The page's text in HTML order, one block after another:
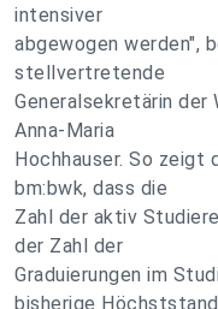
intensiver
abgewogen werden",
stellvertretende
Generalsekretärin
Anna-Maria
Hochhauser. So zeigt
bm:bwk, dass die
Zahl der aktiv
der Zahl der
Graduierungen im
bisherige Höchststand